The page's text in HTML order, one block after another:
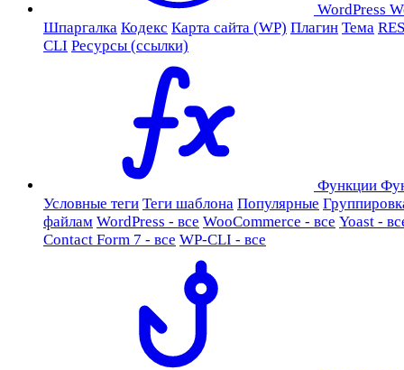
WordPress
Шпаргалка Кодекс Карта сайта (WP) Плагин Тема
CLI Ресурсы (ссылки)
Функции
Условные теги Теги шаблона Популярные
файлам WordPress - все WooCommerce - все Yoast -
Contact Form 7 - все WP-CLI - все